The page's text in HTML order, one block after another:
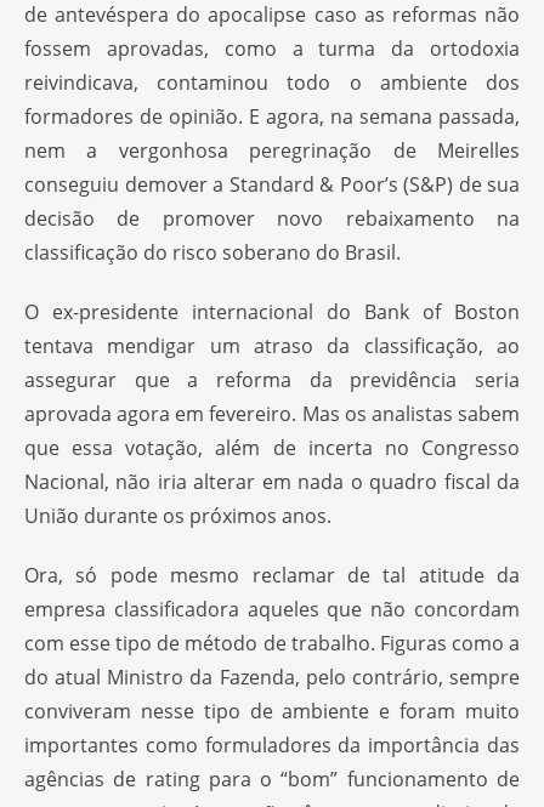
de antevéspera do apocalipse caso as reformas não
fossem aprovadas, como a turma da ortodoxia
reivindicava, contaminou todo o ambiente dos
formadores de opinião. E agora, na semana passada,
nem a vergonhosa peregrinação de Meirelles
conseguiu demover a Standard & Poor’s (S&P) de sua
decisão de promover novo rebaixamento na
classificação do risco soberano do Brasil.
O ex-presidente internacional do Bank of Boston
tentava mendigar um atraso da classificação, ao
assegurar que a reforma da previdência seria
aprovada agora em fevereiro. Mas os analistas sabem
que essa votação, além de incerta no Congresso
Nacional, não iria alterar em nada o quadro fiscal da
União durante os próximos anos.
Ora, só pode mesmo reclamar de tal atitude da
empresa classificadora aqueles que não concordam
com esse tipo de método de trabalho. Figuras como a
do atual Ministro da Fazenda, pelo contrário, sempre
conviveram nesse tipo de ambiente e foram muito
importantes como formuladores da importância das
agências de rating para o “bom” funcionamento de